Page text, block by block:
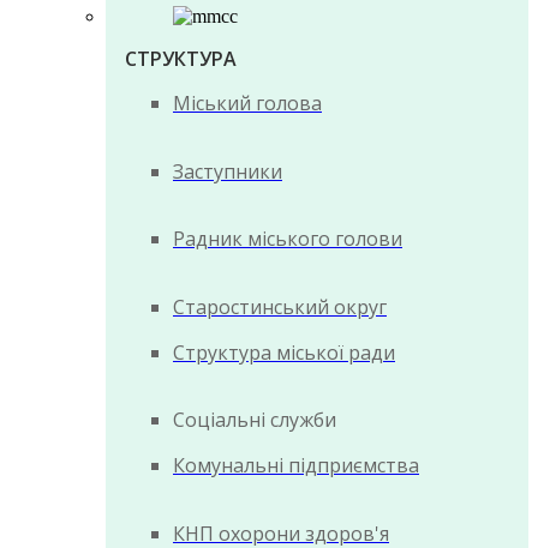
СТРУКТУРА
Міський голова
Заступники
Радник міського голови
Старостинський округ
Структура міської ради
Соціальні служби
Комунальні підприємства
КНП охорони здоров'я